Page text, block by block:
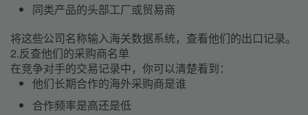
同类产品的头部工厂或贸易商
将这些公司名称输入海关数据系统，查看他们的出口记录。
2.反查他们的采购商名单
在竞争对手的交易记录中，你可以清楚看到：
他们长期合作的海外采购商是谁
合作频率是高还是低